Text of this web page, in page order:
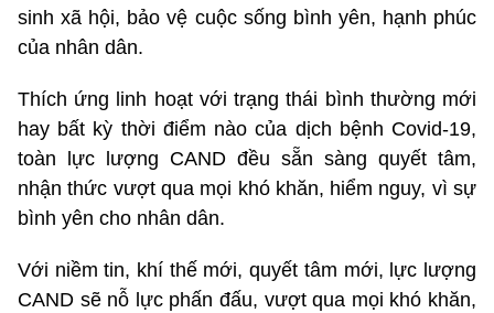
sinh xã hội, bảo vệ cuộc sống bình yên, hạnh phúc
của nhân dân.
Thích ứng linh hoạt với trạng thái bình thường mới
hay bất kỳ thời điểm nào của dịch bệnh Covid-19,
toàn lực lượng CAND đều sẵn sàng quyết tâm,
nhận thức vượt qua mọi khó khăn, hiểm nguy, vì sự
bình yên cho nhân dân.
Với niềm tin, khí thế mới, quyết tâm mới, lực lượng
CAND sẽ nỗ lực phấn đấu, vượt qua mọi khó khăn,